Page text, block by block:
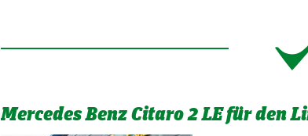
Mercedes Benz Citaro 2 LE für den